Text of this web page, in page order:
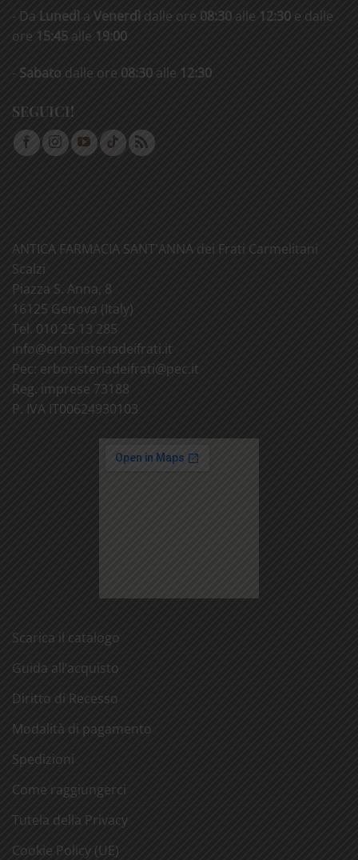
- Da Lunedì a Venerdì dalle ore 08:30 alle 12:30 e dalle
ore 15:45 alle 19:00
- Sabato dalle ore 08:30 alle 12:30
SEGUICI!
ANTICA FARMACIA SANT'ANNA dei Frati Carmelitani
Scalzi
Piazza S. Anna, 8
16125 Genova (Italy)
Tel. 010 25 13 285
info@erboristeriadeifrati.it
Pec: erboristeriadeifrati@pec.it
Reg. imprese 73188
P. IVA IT00624930103
Scarica il catalogo
Guida all’acquisto
Diritto di Recesso
Modalità di pagamento
Spedizioni
Come raggiungerci
Tutela della Privacy
Cookie Policy (UE)